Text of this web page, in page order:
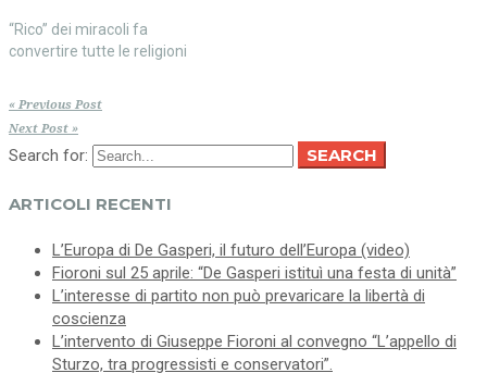
“Rico” dei miracoli fa
convertire tutte le religioni
« Previous Post
Next Post »
Search for: SEARCH
ARTICOLI RECENTI
L’Europa di De Gasperi, il futuro dell’Europa (video)
Fioroni sul 25 aprile: “De Gasperi istituì una festa di unità”
L’interesse di partito non può prevaricare la libertà di
coscienza
L’intervento di Giuseppe Fioroni al convegno “L’appello di
Sturzo, tra progressisti e conservatori”.